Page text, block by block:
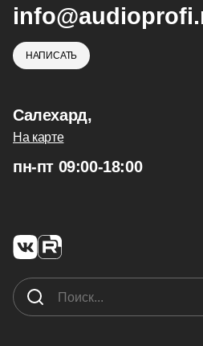
НАПИСАТЬ
Салехард,
На карте
пн-пт 09:00-18:00